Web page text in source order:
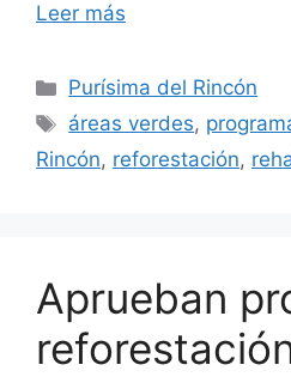
Leer más
Categorías
Purísima del Rincón
Etiquetas
áreas verdes,
Rincón, reforestación,
Aprueban